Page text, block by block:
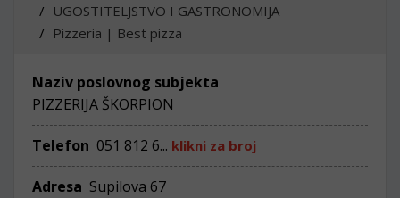
UGOSTITELJSTVO I GASTRONOMIJA
Pizzeria | Best pizza
Naziv poslovnog subjekta
PIZZERIJA ŠKORPION
Telefon 051 812 6... klikni za broj
Adresa Supilova 67